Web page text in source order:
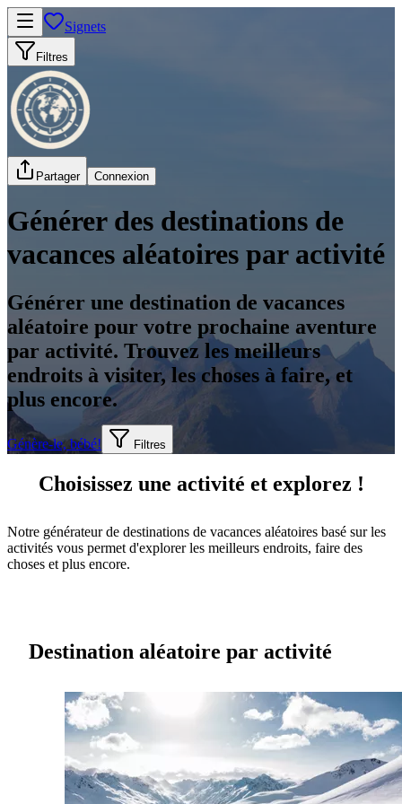
Signets
Filtres
Partager Connexion
Générer des destinations de
vacances aléatoires par activité
Générer une destination de vacances
aléatoire pour votre prochaine aventure
par activité. Trouvez les meilleurs
endroits à visiter, les choses à faire, et
plus encore.
Génère-le, bébé! Filtres
Choisissez une activité et explorez !
Notre générateur de destinations de vacances aléatoires basé sur les
activités vous permet d'explorer les meilleurs endroits, faire des
choses et plus encore.
Destination aléatoire par activité